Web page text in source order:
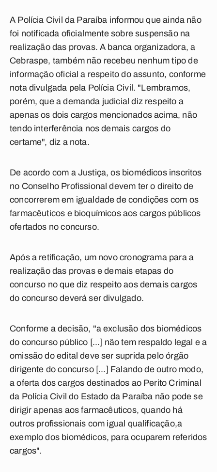
A Polícia Civil da Paraíba informou que ainda não
foi notificada oficialmente sobre suspensão na
realização das provas. A banca organizadora, a
Cebraspe, também não recebeu nenhum tipo de
informação oficial a respeito do assunto, conforme
nota divulgada pela Polícia Civil. "Lembramos,
porém, que a demanda judicial diz respeito a
apenas os dois cargos mencionados acima, não
tendo interferência nos demais cargos do
certame", diz a nota.
De acordo com a Justiça, os biomédicos inscritos
no Conselho Profissional devem ter o direito de
concorrerem em igualdade de condições com os
farmacêuticos e bioquímicos aos cargos públicos
ofertados no concurso.
Após a retificação, um novo cronograma para a
realização das provas e demais etapas do
concurso no que diz respeito aos demais cargos
do concurso deverá ser divulgado.
Conforme a decisão, "a exclusão dos biomédicos
do concurso público [...] não tem respaldo legal e a
omissão do edital deve ser suprida pelo órgão
dirigente do concurso [...] Falando de outro modo,
a oferta dos cargos destinados ao Perito Criminal
da Polícia Civil do Estado da Paraíba não pode se
dirigir apenas aos farmacêuticos, quando há
outros profissionais com igual qualificação,a
exemplo dos biomédicos, para ocuparem referidos
cargos".